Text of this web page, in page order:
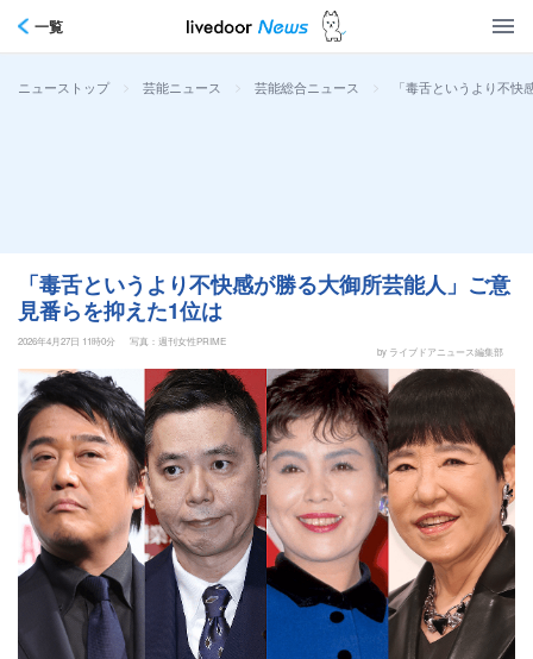
一覧
ニューストップ > 芸能ニュース > 芸能総合ニュース > 「毒舌というより不
「毒舌というより不快感が勝る大御所芸能人」ご意
見番らを抑えた1位は
2026年4月27日 11時0分
写真：週刊女性PRIME
by ライブドアニュース編集部